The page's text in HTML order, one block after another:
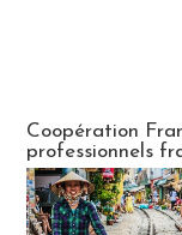
Coopération
professionnels